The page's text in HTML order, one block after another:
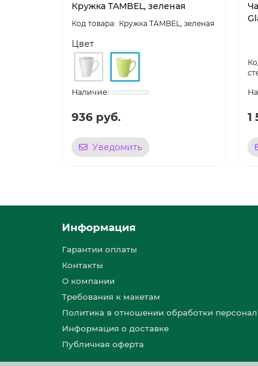
Кружка TAMBEL, зеленая
Кружка TAMBEL, зеленая
Цвет
936 руб.
Уведомить
1
Информация
Гарантии оплаты
Контакты
О компании
Требования к макетам
Политика в отношении обработки
Информация о доставке
Публичная оферта